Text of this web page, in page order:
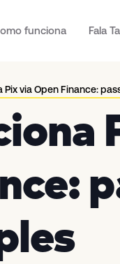
funciona Fala
Pix via Open Finance: